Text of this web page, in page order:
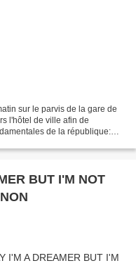
sur le parvis de la gare de
l'hôtel de ville afin de
de la république:
BUT I'M NOT